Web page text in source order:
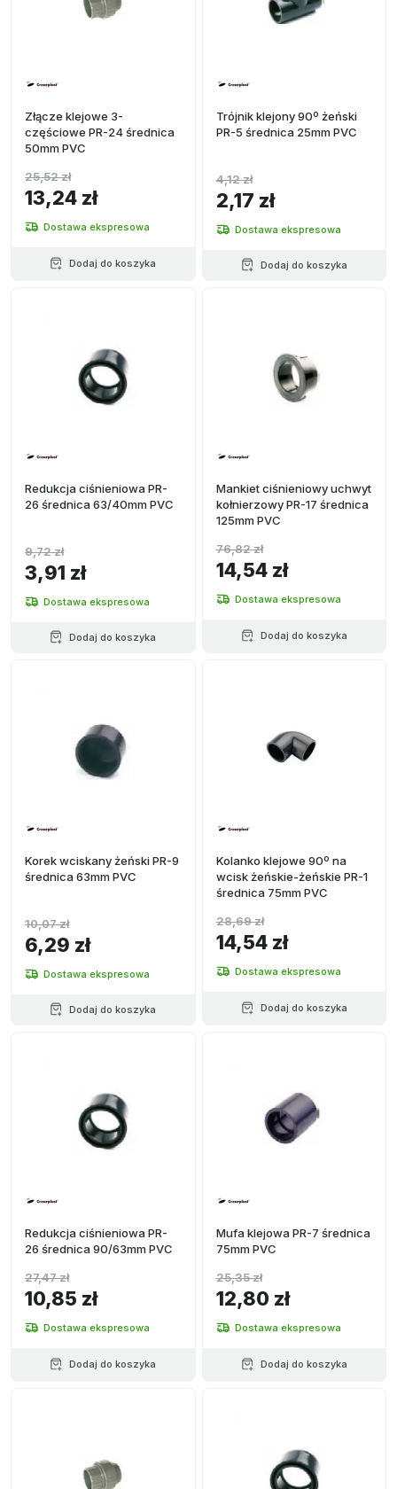
Złącze klejowe 3-
częściowe PR-24 średnica
50mm PVC
13,24 zł
25,52 zł
Dostawa ekspresowa
Dodaj do koszyka
Trójnik klejony 90º żeński
PR-5 średnica 25mm PVC
2,17 zł
4,12 zł
Dostawa ekspresowa
Dodaj do koszyka
Redukcja ciśnieniowa PR-
26 średnica 63/40mm PVC
3,91 zł
9,72 zł
Dostawa ekspresowa
Dodaj do koszyka
Mankiet ciśnieniowy uchwyt
kołnierzowy PR-17 średnica
125mm PVC
14,54 zł
76,82 zł
Dostawa ekspresowa
Dodaj do koszyka
Korek wciskany żeński PR-9
średnica 63mm PVC
6,29 zł
10,07 zł
Dostawa ekspresowa
Dodaj do koszyka
Kolanko klejowe 90º na
wcisk żeńskie-żeńskie PR-1
średnica 75mm PVC
14,54 zł
28,69 zł
Dostawa ekspresowa
Dodaj do koszyka
Redukcja ciśnieniowa PR-
26 średnica 90/63mm PVC
10,85 zł
27,47 zł
Dostawa ekspresowa
Dodaj do koszyka
Mufa klejowa PR-7 średnica
75mm PVC
12,80 zł
25,35 zł
Dostawa ekspresowa
Dodaj do koszyka